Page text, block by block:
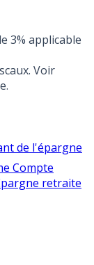
3% applicable
Voir
de l'épargne
Compte
retraite